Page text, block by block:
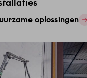
oplossingen